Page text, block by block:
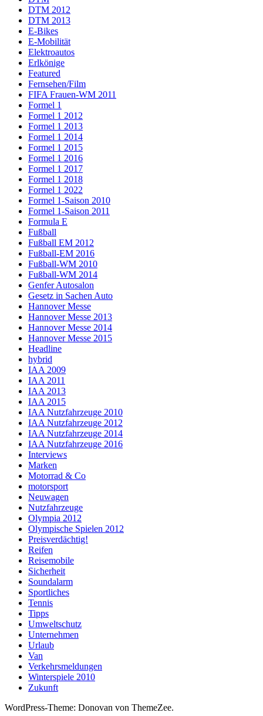
DTM 2012
DTM 2013
E-Bikes
E-Mobilität
Elektroautos
Erlkönige
Featured
Fernsehen/Film
FIFA Frauen-WM 2011
Formel 1
Formel 1 2012
Formel 1 2013
Formel 1 2014
Formel 1 2015
Formel 1 2016
Formel 1 2017
Formel 1 2018
Formel 1 2022
Formel 1-Saison 2010
Formel 1-Saison 2011
Formula E
Fußball
Fußball EM 2012
Fußball-EM 2016
Fußball-WM 2010
Fußball-WM 2014
Genfer Autosalon
Gesetz in Sachen Auto
Hannover Messe
Hannover Messe 2013
Hannover Messe 2014
Hannover Messe 2015
Headline
hybrid
IAA 2009
IAA 2011
IAA 2013
IAA 2015
IAA Nutzfahrzeuge 2010
IAA Nutzfahrzeuge 2012
IAA Nutzfahrzeuge 2014
IAA Nutzfahrzeuge 2016
Interviews
Marken
Motorrad & Co
motorsport
Neuwagen
Nutzfahrzeuge
Olympia 2012
Olympische Spielen 2012
Preisverdächtig!
Reifen
Reisemobile
Sicherheit
Soundalarm
Sportliches
Tennis
Tipps
Umweltschutz
Unternehmen
Urlaub
Van
Verkehrsmeldungen
Winterspiele 2010
Zukunft
WordPress-Theme: Donovan von ThemeZee.